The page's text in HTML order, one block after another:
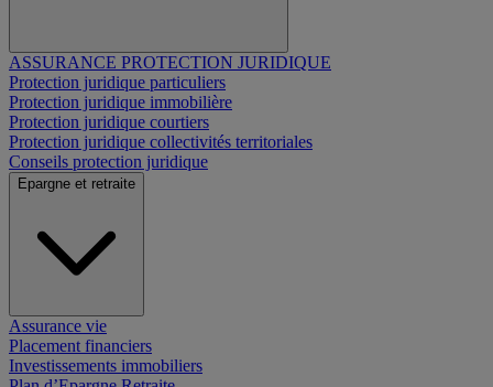
ASSURANCE PROTECTION JURIDIQUE
Protection juridique particuliers
Protection juridique immobilière
Protection juridique courtiers
Protection juridique collectivités territoriales
Conseils protection juridique
Epargne et retraite
Assurance vie
Placement financiers
Investissements immobiliers